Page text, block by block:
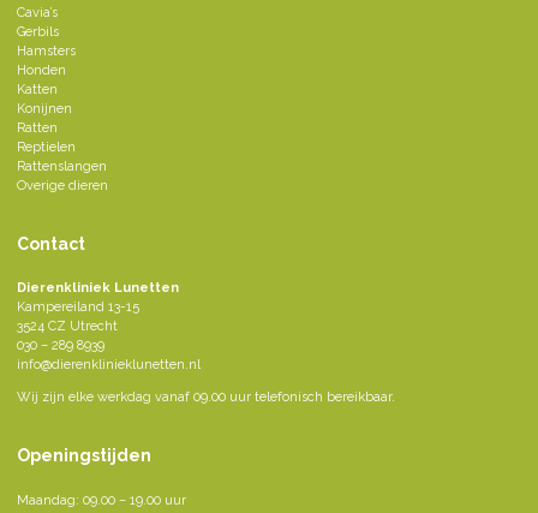
Cavia’s
Gerbils
Hamsters
Honden
Katten
Konijnen
Ratten
Reptielen
Rattenslangen
Overige dieren
Contact
Dierenkliniek Lunetten
Kampereiland 13-15
3524 CZ Utrecht
030 – 289 8939
info@dierenklinieklunetten.nl
Wij zijn elke werkdag vanaf 09.00 uur telefonisch bereikbaar.
Openingstijden
Maandag: 09.00 – 19.00 uur